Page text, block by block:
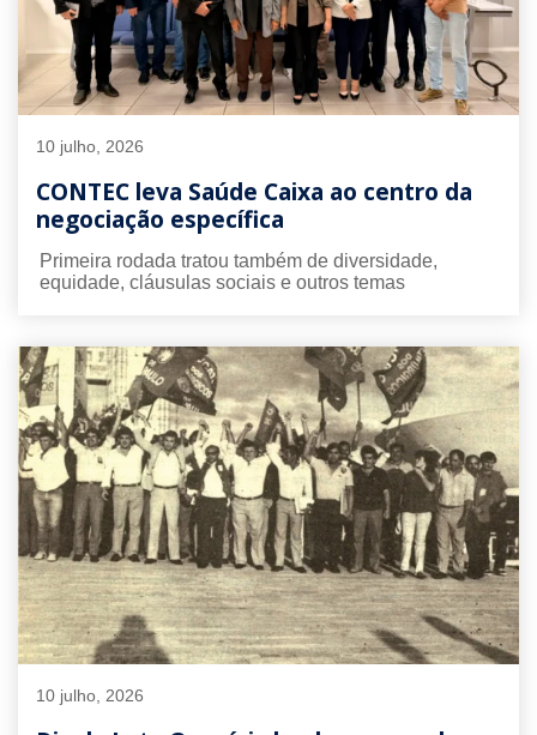
10 julho, 2026
CONTEC leva Saúde Caixa ao centro da
negociação específica
Primeira rodada tratou também de diversidade,
equidade, cláusulas sociais e outros temas
10 julho, 2026